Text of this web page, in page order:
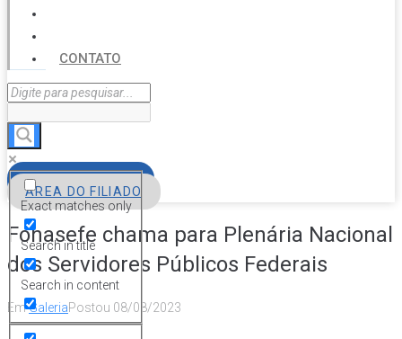
CONTATO
Exact matches only
Search in title
Search in content
ÁREA DO FILIADO
Fonasefe chama para Plenária Nacional
dos Servidores Públicos Federais
EmGaleriaPostou 08/08/2023